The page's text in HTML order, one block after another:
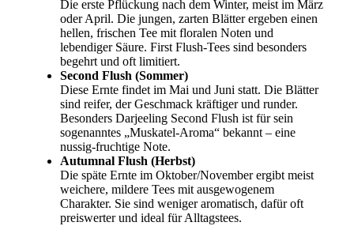
Die erste Pflückung nach dem Winter, meist im März
oder April. Die jungen, zarten Blätter ergeben einen
hellen, frischen Tee mit floralen Noten und
lebendiger Säure. First Flush-Tees sind besonders
begehrt und oft limitiert.
Second Flush (Sommer)
Diese Ernte findet im Mai und Juni statt. Die Blätter
sind reifer, der Geschmack kräftiger und runder.
Besonders Darjeeling Second Flush ist für sein
sogenanntes „Muskatel-Aroma“ bekannt – eine
nussig-fruchtige Note.
Autumnal Flush (Herbst)
Die späte Ernte im Oktober/November ergibt meist
weichere, mildere Tees mit ausgewogenem
Charakter. Sie sind weniger aromatisch, dafür oft
preiswerter und ideal für Alltagstees.